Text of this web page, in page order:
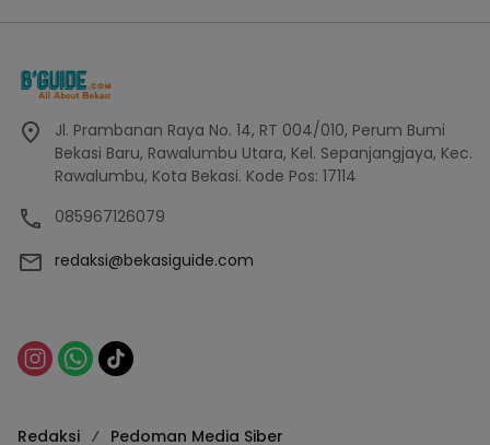
Jl. Prambanan Raya No. 14, RT 004/010, Perum Bumi
Bekasi Baru, Rawalumbu Utara, Kel. Sepanjangjaya, Kec.
Rawalumbu, Kota Bekasi. Kode Pos: 17114
085967126079
redaksi@bekasiguide.com
Redaksi Pedoman Media Siber